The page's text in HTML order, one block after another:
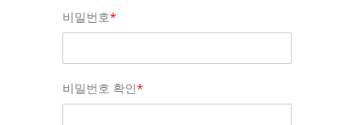
비밀번호*
비밀번호 확인*